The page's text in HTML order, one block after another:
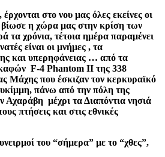
στο νου μας όλες εκείνες οι
βίωσε η χώρα μας στην κρίση των
τα χρόνια, τέτοια ημέρα παραμένει
είναι οι μνήμες , τα
και υπερηφάνειας … από τα
F-4 Phantom II της 338
Μάχης που έσκιζαν τον κερκυραϊκό
πάνω από την πόλη της
μέχρι τα Διαπόντια νησιά
πτήσεις και στις εθνικές
του “σήμερα” με το “χθες”,